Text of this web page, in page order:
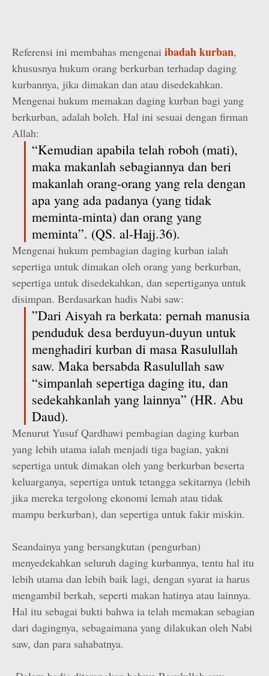
Referensi ini membahas mengenai ibadah kurban,
khususnya hukum orang berkurban terhadap daging
kurbannya, jika dimakan dan atau disedekahkan.
Mengenai hukum memakan daging kurban bagi yang
berkurban, adalah boleh. Hal ini sesuai dengan firman
Allah:
“Kemudian apabila telah roboh (mati),
maka makanlah sebagiannya dan beri
makanlah orang-orang yang rela dengan
apa yang ada padanya (yang tidak
meminta-minta) dan orang yang
meminta”. (QS. al-Hajj.36).
Mengenai hukum pembagian daging kurban ialah
sepertiga untuk dimakan oleh orang yang berkurban,
sepertiga untuk disedekahkan, dan sepertiganya untuk
disimpan. Berdasarkan hadis Nabi saw:
”Dari Aisyah ra berkata: pernah manusia
penduduk desa berduyun­-duyun untuk
menghadiri kurban di masa Rasulullah
saw. Maka bersabda Rasulullah saw
“simpanlah sepertiga daging itu, dan
sedekahkanlah yang lainnya” (HR. Abu
Daud).
Menurut Yusuf Qardhawi pembagian daging kurban
yang lebih utama ialah menjadi tiga bagian, yakni
sepertiga untuk dimakan oleh yang berkurban beserta
keluarganya, sepertiga untuk tetangga sekitarnya (lebih
jika mereka tergolong ekonomi lemah atau tidak
mampu berkurban), dan sepertiga untuk fakir miskin.
Seandainya yang bersangkutan (pengurban)
menyedekahkan seluruh daging kurbannya, tentu hal itu
lebih utama dan lebih baik lagi, dengan syarat ia harus
mengambil berkah, seperti makan hatinya atau lainnya.
Hal itu sebagai bukti bahwa ia telah memakan sebagian
dari dagingnya, sebagaimana yang dilakukan oleh Nabi
saw, dan para sahabatnya.